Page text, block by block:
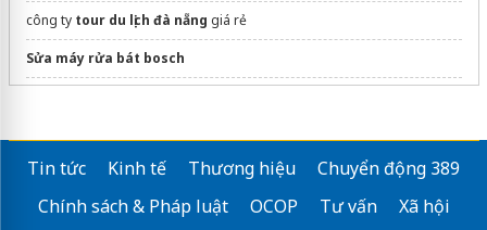
công ty tour du lịch đà nẵng giá rẻ
Sửa máy rửa bát bosch
Tin tức Kinh tế Thương hiệu
Chuyển động 389
Chính sách & Pháp luật
OCOP Tư vấn
Xã hội